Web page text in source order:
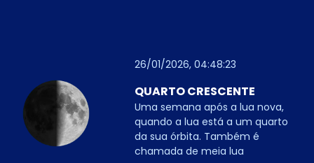
26/01/2026, 04:48:23
QUARTO CRESCENTE
Uma semana após a lua nova,
quando a lua está a um quarto
da sua órbita. Também é
chamada de meia lua